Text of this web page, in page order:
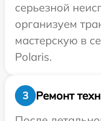
серьезной
организуем
мастерскую в
Polaris.
3
Ремонт